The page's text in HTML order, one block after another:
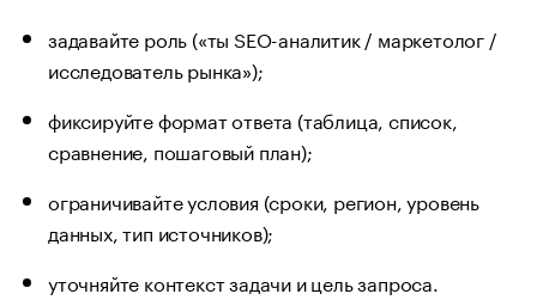
задавайте роль («ты SEO-аналитик / маркетолог /
исследователь рынка»);
фиксируйте формат ответа (таблица, список,
сравнение, пошаговый план);
ограничивайте условия (сроки, регион, уровень
данных, тип источников);
уточняйте контекст задачи и цель запроса.